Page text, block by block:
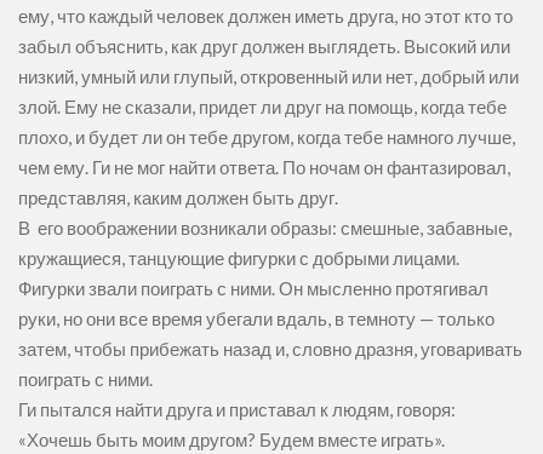
ему, что каждый человек должен иметь друга, но этот кто то
забыл объяснить, как друг должен выглядеть. Высокий или
низкий, умный или глупый, откровенный или нет, добрый или
злой. Ему не сказали, придет ли друг на помощь, когда тебе
плохо, и будет ли он тебе другом, когда тебе намного лучше,
чем ему. Ги не мог найти ответа. По ночам он фантазировал,
представляя, каким должен быть друг.
В его воображении возникали образы: смешные, забавные,
кружащиеся, танцующие фигурки с добрыми лицами.
Фигурки звали поиграть с ними. Он мысленно протягивал
руки, но они все время убегали вдаль, в темноту — только
затем, чтобы прибежать назад и, словно дразня, уговаривать
поиграть с ними.
Ги пытался найти друга и приставал к людям, говоря:
«Хочешь быть моим другом? Будем вместе играть».